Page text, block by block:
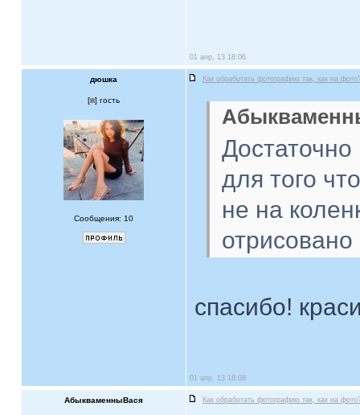
01 апр, 13 18:06
дюшка Как обработать фотографию так, как на
[ ] гость
Сообщения: 10
для того
не на
спасибо!
01 апр, 13 18:08
АбыкваменныВася Как обработать фотографию так, как на